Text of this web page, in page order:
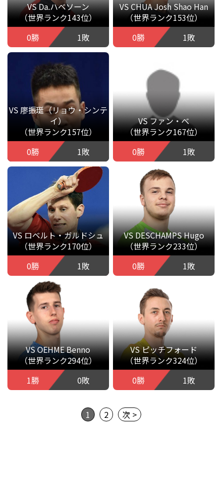
VS Da.ハベソーン
（世界ランク143位）
0勝
1敗
VS CHUA Josh Shao Han
（世界ランク153位）
0勝
1敗
VS 廖振珽（リョウ・シンテ
イ）
（世界ランク157位）
0勝
1敗
VS ファン・べ
（世界ランク167位）
0勝
1敗
VS ロベルト・ガルドシュ
（世界ランク170位）
0勝
1敗
VS DESCHAMPS Hugo
（世界ランク233位）
0勝
1敗
VS OEHME Benno
（世界ランク294位）
1勝
0敗
VS ピッチフォード
（世界ランク324位）
0勝
1敗
1 2 次 >